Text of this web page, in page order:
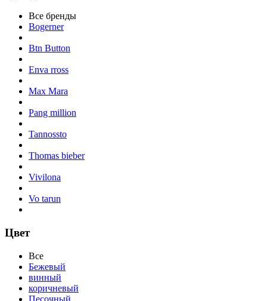
Все бренды
Bogerner
Btn Button
Enva rross
Max Mara
Pang million
Tannossto
Thomas bieber
Vivilona
Vo tarun
Цвет
Все
Бежевый
винный
коричневый
Песочный